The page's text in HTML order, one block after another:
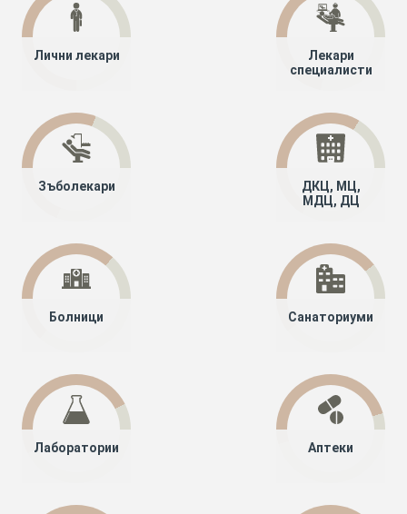
Лични лекари
Лекари
специалисти
Зъболекари
ДКЦ, МЦ,
МДЦ, ДЦ
Болници Санаториуми
Лаборатории Аптеки